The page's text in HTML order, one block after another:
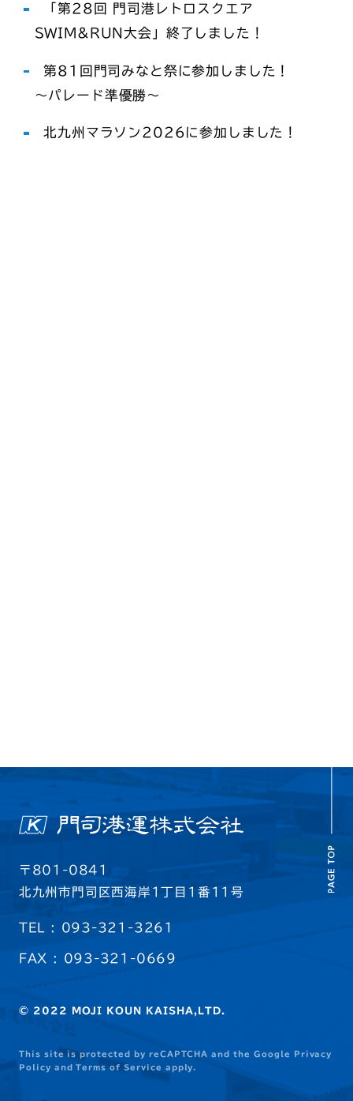
「第28回 門司港レトロスクエア
SWIM&RUN大会」終了しました！
第81回門司みなと祭に参加しました！
～パレード準優勝～
北九州マラソン2026に参加しました！
〒801-0841
北九州市門司区西海岸1丁目1番11号
TEL : 093-321-3261
FAX : 093-321-0669
© 2022 MOJI KOUN KAISHA,LTD.
This site is protected by reCAPTCHA and the Google
Privacy
Policy andTerms of Service apply.